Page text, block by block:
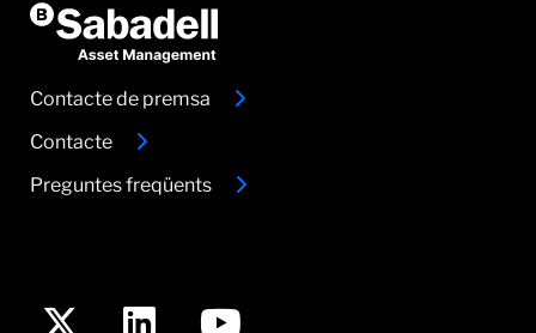
Contacte de premsa
Contacte
Preguntes freqüents